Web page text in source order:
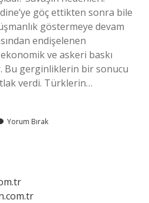
göç ettikten sonra bile
göstermeye devam
endişelenen
ve askeri baskı
Bu gerginliklerin bir sonucu
verdi. Türklerin…
Yorum Bırak